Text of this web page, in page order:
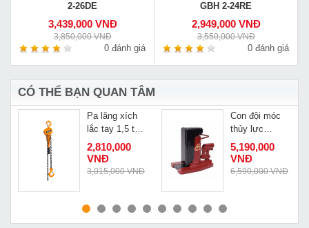
2-26DE
3,439,000 VNĐ
3,850,000 VNĐ
0 đánh giá
GBH 2-24RE
2,949,000 VNĐ
3,550,000 VNĐ
0 đánh giá
CÓ THỂ BẠN QUAN TÂM
MUA NGAY
Pa lăng xích
lắc tay 1,5 tấn
Deasan D15
2,810,000
VNĐ
3,015,000 VNĐ
MUA NGAY
Con đội móc
thủy lực
Masada 5 tấn
MHCK-5T
5,190,000
VNĐ
6,590,000 VNĐ